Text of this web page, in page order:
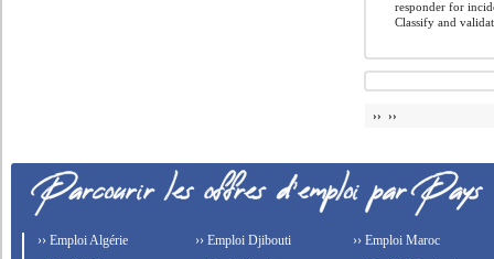
responder for
Classify and
›› ››
›› Emploi Algérie
›› Emploi Djibouti
›› Emploi Maroc